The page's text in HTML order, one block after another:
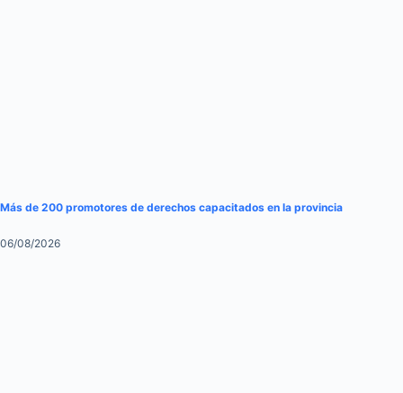
Más de 200 promotores de derechos capacitados en la provincia
06/08/2026